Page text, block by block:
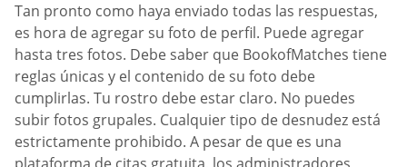
Tan pronto como haya enviado todas las respuestas,
es hora de agregar su foto de perfil. Puede agregar
hasta tres fotos. Debe saber que BookofMatches tiene
reglas únicas y el contenido de su foto debe
cumplirlas. Tu rostro debe estar claro. No puedes
subir fotos grupales. Cualquier tipo de desnudez está
estrictamente prohibido. A pesar de que es una